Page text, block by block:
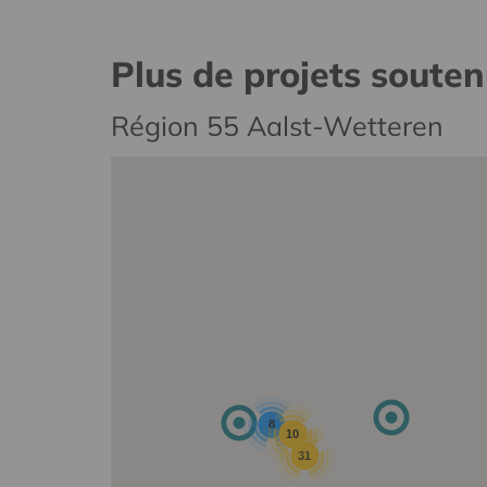
Plus de projets
Région 55 Aalst-Wetteren
31
8
10